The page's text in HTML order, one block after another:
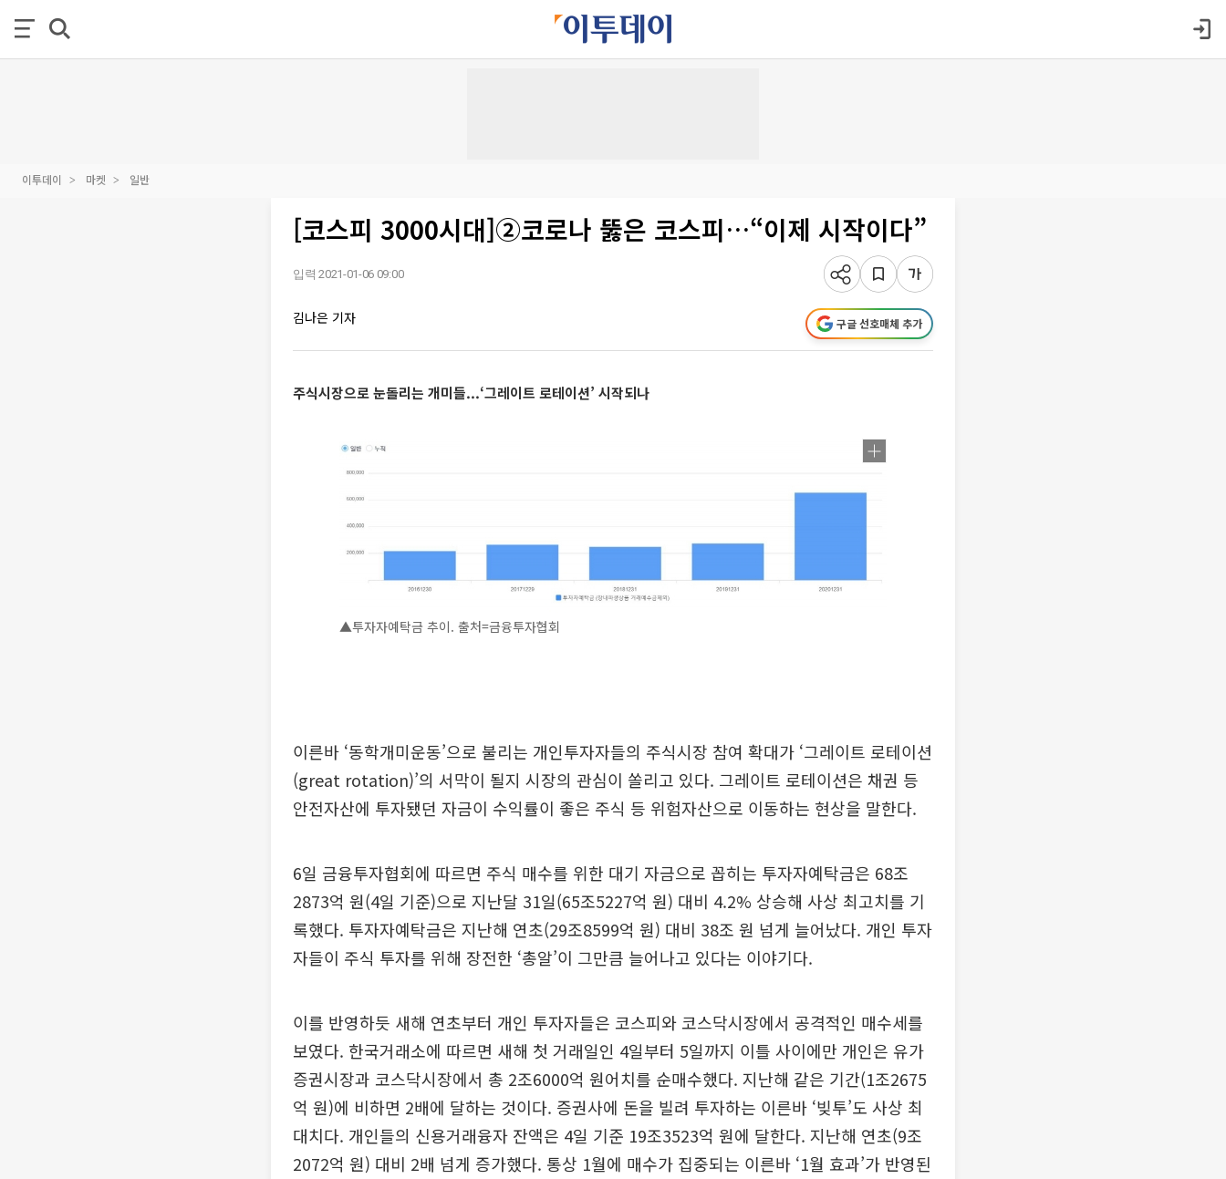
이투데이 마켓 일반
[코스피 3000시대]②코로나 뚫은 코스피…“이제 시작이다”
입력 2021-01-06 09:00
김나은 기자 구글 선호매체 추가
주식시장으로 눈돌리는 개미들...‘그레이트 로테이션’ 시작되나
▲투자자예탁금 추이. 출처=금융투자협회
이른바 ‘동학개미운동’으로 불리는 개인투자자들의 주식시장 참여 확대가 ‘그레이트 로테이션
(great rotation)’의 서막이 될지 시장의 관심이 쏠리고 있다. 그레이트 로테이션은 채권 등
안전자산에 투자됐던 자금이 수익률이 좋은 주식 등 위험자산으로 이동하는 현상을 말한다.
6일 금융투자협회에 따르면 주식 매수를 위한 대기 자금으로 꼽히는 투자자예탁금은 68조
2873억 원(4일 기준)으로 지난달 31일(65조5227억 원) 대비 4.2% 상승해 사상 최고치를 기
록했다. 투자자예탁금은 지난해 연초(29조8599억 원) 대비 38조 원 넘게 늘어났다. 개인 투자
자들이 주식 투자를 위해 장전한 ‘총알’이 그만큼 늘어나고 있다는 이야기다.
이를 반영하듯 새해 연초부터 개인 투자자들은 코스피와 코스닥시장에서 공격적인 매수세를
보였다. 한국거래소에 따르면 새해 첫 거래일인 4일부터 5일까지 이틀 사이에만 개인은 유가
증권시장과 코스닥시장에서 총 2조6000억 원어치를 순매수했다. 지난해 같은 기간(1조2675
억 원)에 비하면 2배에 달하는 것이다. 증권사에 돈을 빌려 투자하는 이른바 ‘빚투’도 사상 최
대치다. 개인들의 신용거래융자 잔액은 4일 기준 19조3523억 원에 달한다. 지난해 연초(9조
2072억 원) 대비 2배 넘게 증가했다. 통상 1월에 매수가 집중되는 이른바 ‘1월 효과’가 반영된